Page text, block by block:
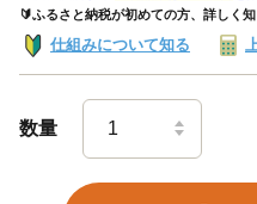
🔰ふるさと納税が初めての方、詳しく
仕組みについて知る
数量